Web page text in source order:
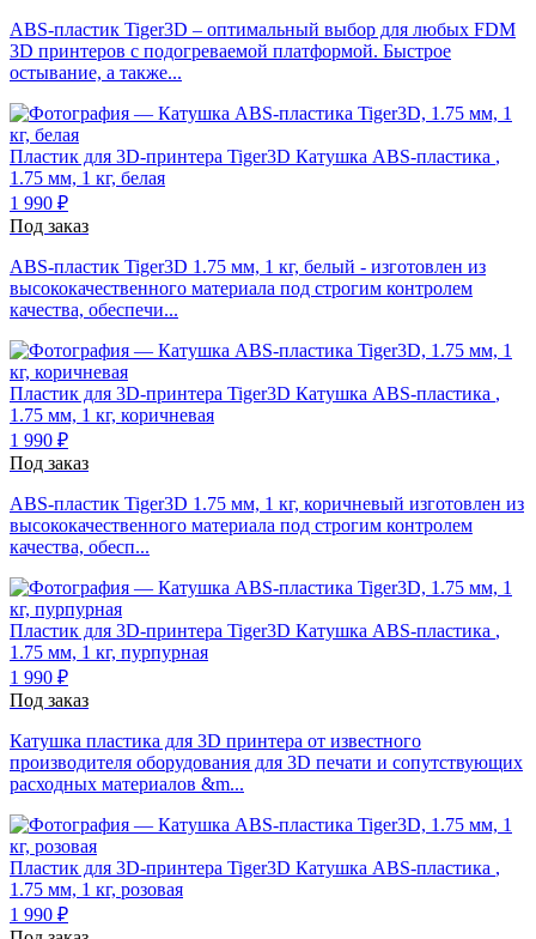
ABS-пластик Tiger3D – оптимальный выбор для любых FDM
3D принтеров с подогреваемой платформой. Быстрое
остывание, а также...
Пластик для 3D-принтера Tiger3D Катушка ABS-пластика ,
1.75 мм, 1 кг, белая
1 990 ₽
Под заказ
ABS-пластик Tiger3D 1.75 мм, 1 кг, белый - изготовлен из
высококачественного материала под строгим контролем
качества, обеспечи...
Пластик для 3D-принтера Tiger3D Катушка ABS-пластика ,
1.75 мм, 1 кг, коричневая
1 990 ₽
Под заказ
ABS-пластик Tiger3D 1.75 мм, 1 кг, коричневый изготовлен из
высококачественного материала под строгим контролем
качества, обесп...
Пластик для 3D-принтера Tiger3D Катушка ABS-пластика ,
1.75 мм, 1 кг, пурпурная
1 990 ₽
Под заказ
Катушка пластика для 3D принтера от известного
производителя оборудования для 3D печати и сопутствующих
расходных материалов &m...
Пластик для 3D-принтера Tiger3D Катушка ABS-пластика ,
1.75 мм, 1 кг, розовая
1 990 ₽